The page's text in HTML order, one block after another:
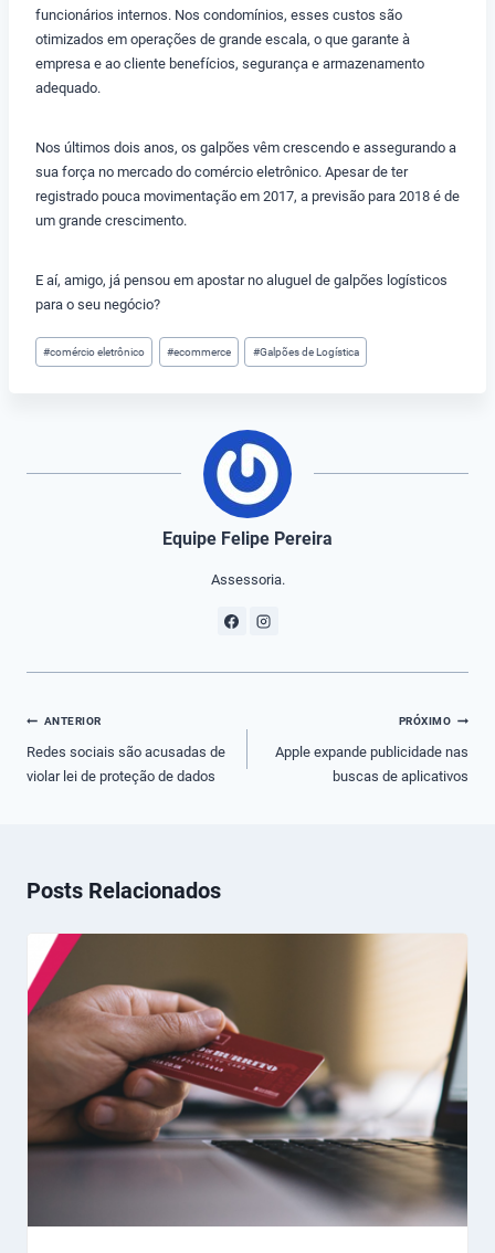
funcionários internos. Nos condomínios, esses custos são
otimizados em operações de grande escala, o que garante à
empresa e ao cliente benefícios, segurança e armazenamento
adequado.
Nos últimos dois anos, os galpões vêm crescendo e assegurando a
sua força no mercado do comércio eletrônico. Apesar de ter
registrado pouca movimentação em 2017, a previsão para 2018 é de
um grande crescimento.
E aí, amigo, já pensou em apostar no aluguel de galpões logísticos
para o seu negócio?
Tags
do
#comércio eletrônico #ecommerce #Galpões de Logística
Equipe Felipe Pereira
Assessoria.
Navegação
de
Post
ANTERIOR
Redes sociais são acusadas de
violar lei de proteção de dados
PRÓXIMO
Apple expande publicidade nas
buscas de aplicativos
Posts Relacionados